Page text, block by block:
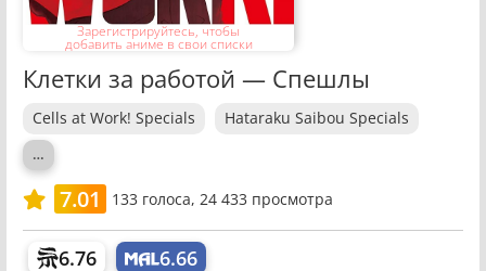
Зарегистрируйтесь, чтобы
добавить аниме в свои списки
Клетки за работой — Спешлы
Cells at Work! Specials Hataraku Saibou Specials
…
7.01 133 голоса, 24 433 просмотра
6.76 6.66